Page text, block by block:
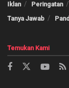
Iklan Peringatan
Tanya Jawab
Temukan Kami